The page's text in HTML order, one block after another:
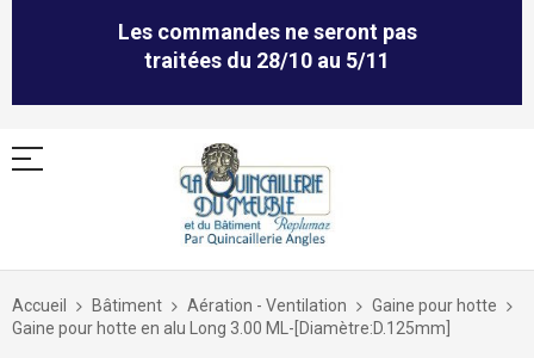
Les commandes ne seront pas
traitées du 28/10 au 5/11
Allez
contenu
Accueil Bâtiment Aération - Ventilation
Gaine pour hotte
Gaine pour hotte en alu Long 3.00 ML-[Diamètre:D.125mm]